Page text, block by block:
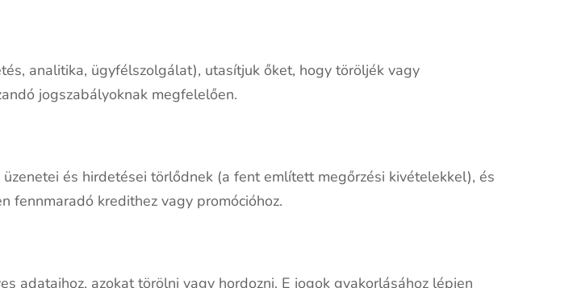
analitika, ügyfélszolgálat), utasítjuk őket, hogy töröljék vagy
jogszabályoknak megfelelően.
és hirdetései törlődnek (a fent említett megőrzési kivételekkel), és
fennmaradó kredithez vagy promócióhoz.
adataihoz, azokat törölni vagy hordozni. E jogok gyakorlásához lépjen